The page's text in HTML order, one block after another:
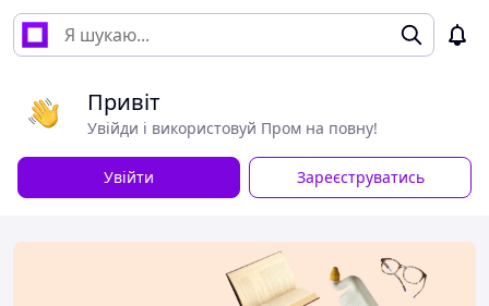
Привіт
Увійди і використовуй Пром на повну!
Увійти Зареєструватись